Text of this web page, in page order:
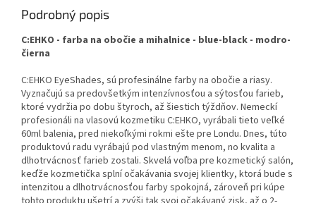
Podrobný popis
C:EHKO - farba na obočie a mihalnice - blue-black - modro-
čierna
C:EHKO EyeShades, sú profesinálne farby na obočie a riasy.
Vyznačujú sa predovšetkým intenzívnosťou a sýtosťou farieb,
ktoré vydržia po dobu štyroch, až šiestich týždňov. Nemeckí
profesionáli na vlasovú kozmetiku C:EHKO, vyrábali tieto veľké
60ml balenia, pred niekoľkými rokmi ešte pre Londu. Dnes, túto
produktovú radu vyrábajú pod vlastným menom, no kvalita a
dlhotrvácnosť farieb zostali. Skvelá voľba pre kozmetický salón,
keďže kozmetička splní očakávania svojej klientky, ktorá bude s
intenzitou a dlhotrvácnosťou farby spokojná, zároveň pri kúpe